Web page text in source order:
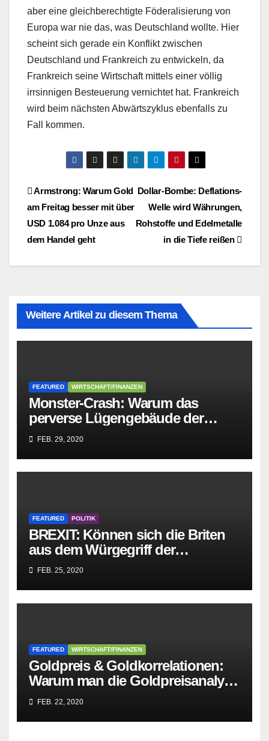
aber eine gleichberechtigte Föderalisierung von
Europa war nie das, was Deutschland wollte. Hier
scheint sich gerade ein Konflikt zwischen
Deutschland und Frankreich zu entwickeln, da
Frankreich seine Wirtschaft mittels einer völlig
irrsinnigen Besteuerung vernichtet hat. Frankreich
wird beim nächsten Abwärtszyklus ebenfalls zu
Fall kommen.
BeitragsnavigationDollar-Bombe: Deflations-
Welle wird Währungen,
Rohstoffe und Edelmetalle
in die Tiefe reißen
Armstrong: Warum Gold
am Freitag besser mit über
USD 1.084 pro Unze aus
dem Handel geht
Weitere Artikel zu diesem Thema
FEATURED WIRTSCHAFT/FINANZEN
Monster-Crash: Warum das
perverse Lügengebäude der
Sozialisten in sich
zusammenbricht!
FEB. 29, 2020
FEATURED POLITIK
BREXIT: Können sich die Briten
aus dem Würgegriff der
parasitären EU-Mafia befreien?
FEB. 25, 2020
FEATURED WIRTSCHAFT/FINANZEN
Goldpreis & Goldkorrelationen:
Warum man die Goldpreisanalyse
besser Profis überlässt!
FEB. 22, 2020